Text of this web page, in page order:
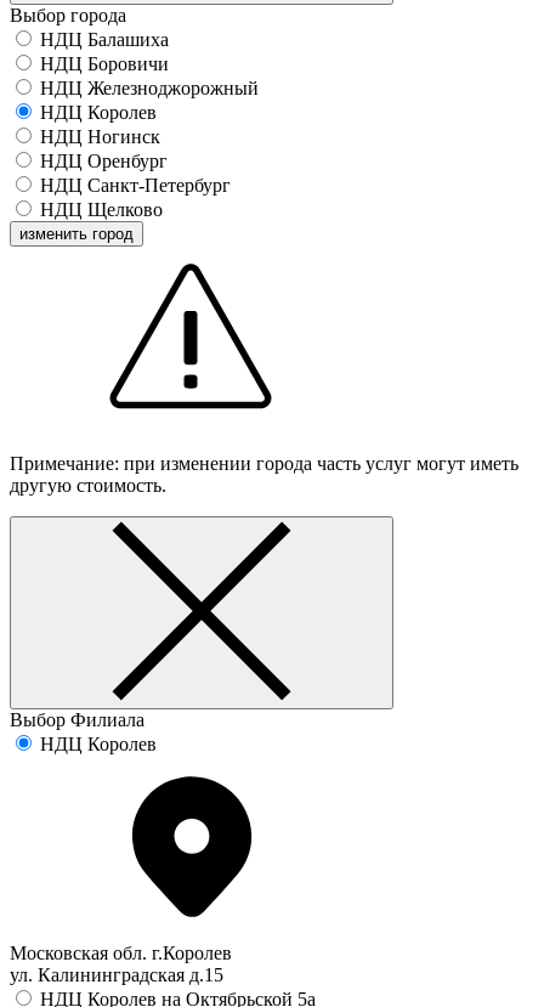
Выбор города
НДЦ Балашиха
НДЦ Боровичи
НДЦ Железноджорожный
НДЦ Королев
НДЦ Ногинск
НДЦ Оренбург
НДЦ Санкт-Петербург
НДЦ Щелково
изменить город
Примечание: при изменении города часть услуг могут иметь
другую стоимость.
Выбор Филиала
НДЦ Королев
Московская обл. г.Королев
ул. Калининградская д.15
НДЦ Королев на Октябрьской 5а